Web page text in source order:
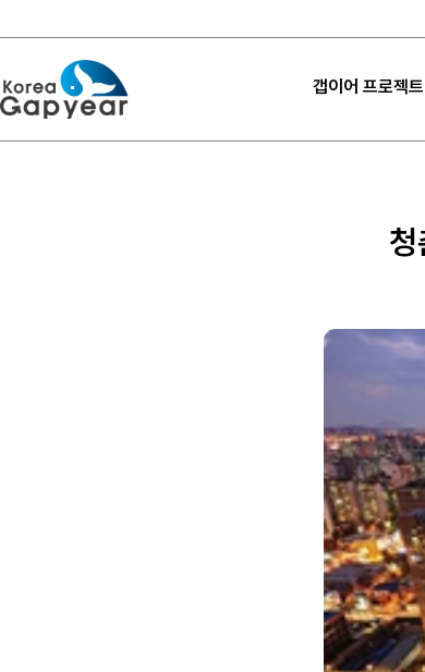
갭이어 프로젝트
프로젝트 후기
내 프로젝트 찾기